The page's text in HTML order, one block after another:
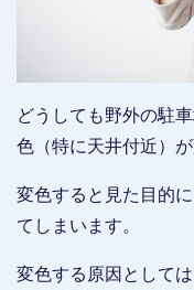
どうしても野外の駐
色（特に天井付近）
変色すると見た目的
てしまいます。
変色する原因として